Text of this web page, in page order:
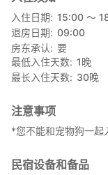
入住日期
15:00 〜
退房日期
09:00
房东承认
要
最低入住天数 1晚
最长入住天数
30晚
注意事项
*您不能和宠物狗一起
民宿设备和备品